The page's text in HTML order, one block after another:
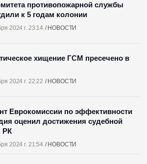
2024 г. 23:14 НОВОСТИ
противопожарной службы
к 5 годам колонии
2024 г. 22:22 НОВОСТИ
хищение ГСМ пресечено в
2024 г. 21:54 НОВОСТИ
Еврокомиссии по эффективности
оценил достижения судебной
РК